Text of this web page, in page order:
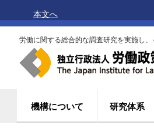
本文へ
労働に関する総合的な調査研究を実施し、
機構について 研究体系